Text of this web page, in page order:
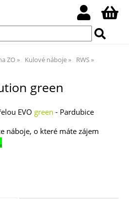
ZO Kulové náboje
RWS
green
EVO green - Pardubice
náboje, o které máte zájem